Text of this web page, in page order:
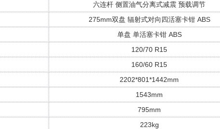
六连杆 侧置油气分离式减震 预载调节
275mm双盘 辐射式对向四活塞卡钳 ABS
单盘 单活塞卡钳 ABS
120/70 R15
160/60 R15
2202*801*1442mm
1543mm
795mm
223kg